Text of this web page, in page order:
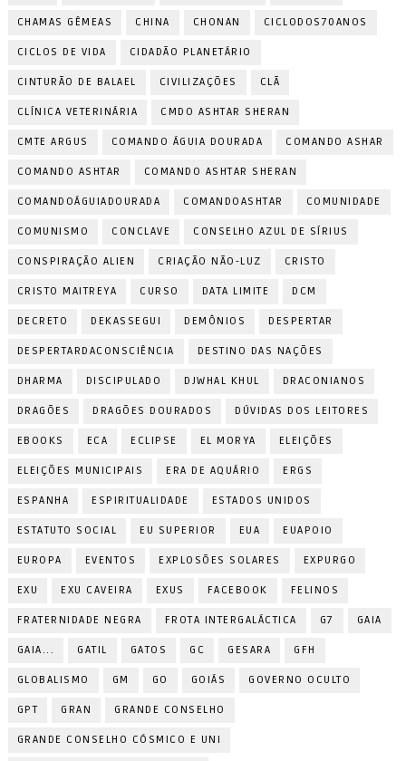
CHAMAS GÊMEAS CHINA CHONAN CICLODOS70ANOS
CICLOS DE VIDA CIDADÃO PLANETÁRIO
CINTURÃO DE BALAEL CIVILIZAÇÕES CLÃ
CLÍNICA VETERINÁRIA CMDO ASHTAR SHERAN
CMTE ARGUS COMANDO ÁGUIA DOURADA COMANDO ASHAR
COMANDO ASHTAR COMANDO ASHTAR SHERAN
COMANDOÁGUIADOURADA COMANDOASHTAR COMUNIDADE
COMUNISMO CONCLAVE CONSELHO AZUL DE SÍRIUS
CONSPIRAÇÃO ALIEN CRIAÇÃO NÃO-LUZ CRISTO
CRISTO MAITREYA CURSO DATA LIMITE DCM
DECRETO DEKASSEGUI DEMÔNIOS DESPERTAR
DESPERTARDACONSCIÊNCIA DESTINO DAS NAÇÕES
DHARMA DISCIPULADO DJWHAL KHUL DRACONIANOS
DRAGÕES DRAGÕES DOURADOS DÚVIDAS DOS LEITORES
EBOOKS ECA ECLIPSE EL MORYA ELEIÇÕES
ELEIÇÕES MUNICIPAIS ERA DE AQUÁRIO ERGS
ESPANHA ESPIRITUALIDADE ESTADOS UNIDOS
ESTATUTO SOCIAL EU SUPERIOR EUA EUAPOIO
EUROPA EVENTOS EXPLOSÕES SOLARES EXPURGO
EXU EXU CAVEIRA EXUS FACEBOOK FELINOS
FRATERNIDADE NEGRA FROTA INTERGALÁCTICA G7 GAIA
GAIA... GATIL GATOS GC GESARA GFH
GLOBALISMO GM GO GOIÁS GOVERNO OCULTO
GPT GRAN GRANDE CONSELHO
GRANDE CONSELHO CÓSMICO E UNI